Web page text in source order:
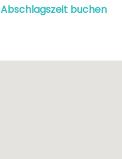
Abschlagszeit buchen